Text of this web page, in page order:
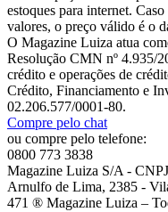
estoques para internet.
valores, o preço válido é o
O Magazine Luiza atua
Resolução CMN nº 4.935/
crédito e operações de
Crédito, Financiamento e
02.206.577/0001-80.
Compre pelo chat
ou compre pelo telefone:
0800 773 3838
Magazine Luiza S/A -
Arnulfo de Lima, 2385 -
471 ® Magazine Luiza –